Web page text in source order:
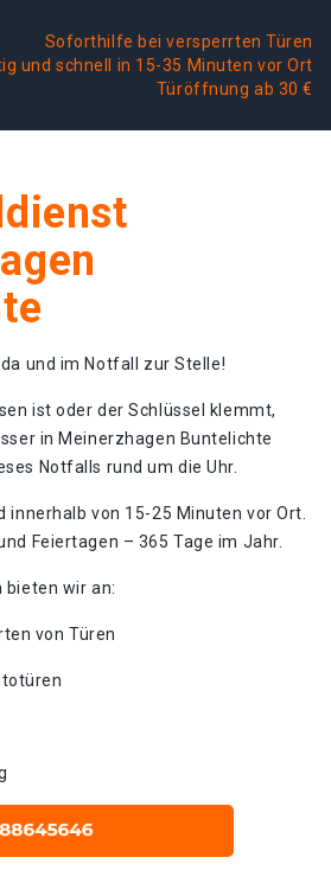
Soforthilfe bei versperrten Türen
und schnell in 15-35 Minuten vor Ort
Türöffnung ab 30 €
und im Notfall zur Stelle!
ist oder der Schlüssel klemmt,
in Meinerzhagen Buntelichte
Notfalls rund um die Uhr.
innerhalb von 15-25 Minuten vor Ort.
Feiertagen – 365 Tage im Jahr.
bieten wir an:
von Türen